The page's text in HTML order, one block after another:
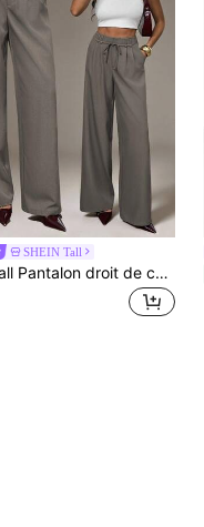
SHEIN Tall
SHEIN Tall Pantalon droit de couleur unie polyvalent et décontracté pour les trajets